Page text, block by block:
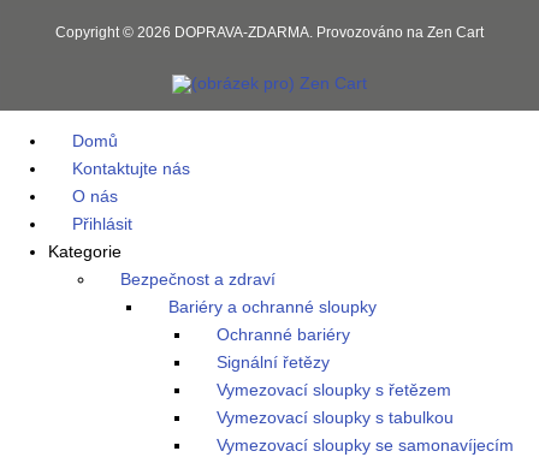
Copyright © 2026 DOPRAVA-ZDARMA. Provozováno na Zen Cart
Domů
Kontaktujte nás
O nás
Přihlásit
Kategorie
Bezpečnost a zdraví
Bariéry a ochranné sloupky
Ochranné bariéry
Signální řetězy
Vymezovací sloupky s řetězem
Vymezovací sloupky s tabulkou
Vymezovací sloupky se samonavíjecím